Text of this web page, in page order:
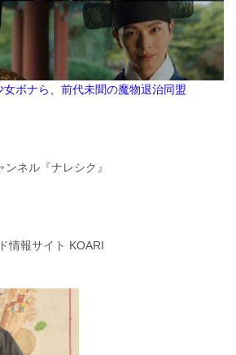
ボナら、前代未聞の魔物退治同盟
ネル『ナレシク』
情報サイト KOARI